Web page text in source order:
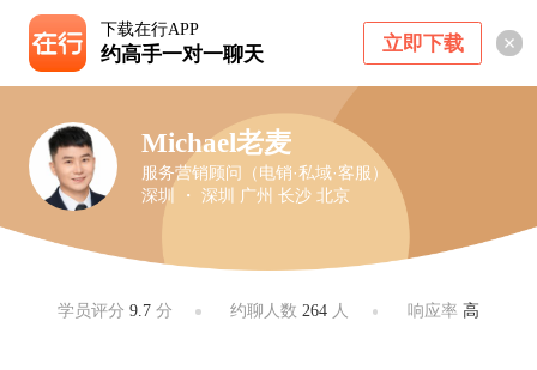
下载在行APP
约高手一对一聊天 立即下载
Michael老麦
服务营销顾问（电销·私域·客服）
深圳 ・ 深圳 广州 长沙 北京
学员评分9.7 分 约聊人数 264 人 响应率 高